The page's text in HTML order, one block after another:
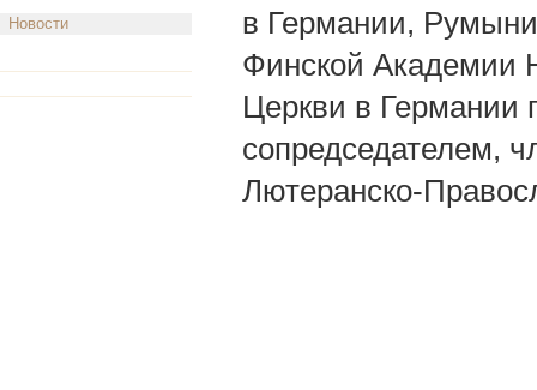
Новости
в Германии,
Финской Академии
Церкви в Германии
сопредседателем,
Лютеранско-